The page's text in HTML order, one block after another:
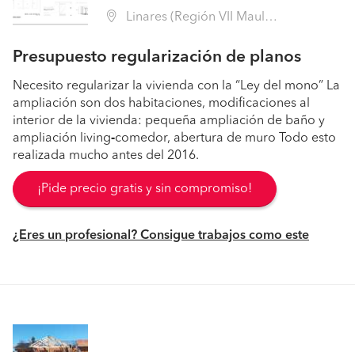
Linares (Región VII Maule - Linares)
Presupuesto regularización de planos
Necesito regularizar la vivienda con la “Ley del mono” La
ampliación son dos habitaciones, modificaciones al
interior de la vivienda: pequeña ampliación de baño y
ampliación living-comedor, abertura de muro Todo esto
realizada mucho antes del 2016.
¡Pide precio gratis y sin compromiso!
¿Eres un profesional? Consigue trabajos como este